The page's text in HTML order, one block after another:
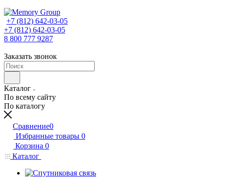
+7 (812) 642-03-05
+7 (812) 642-03-05
8 800 777 9287
Заказать звонок
Каталог
По всему сайту
По каталогу
Сравнение0
Избранные товары 0
Корзина 0
Каталог